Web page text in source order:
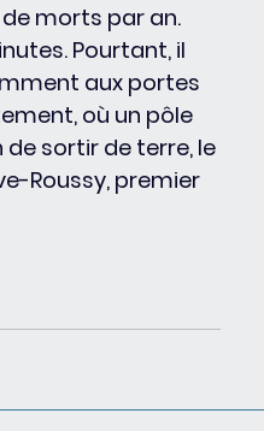
de morts par an.
Pourtant, il
aux portes
où un pôle
sortir de terre, le
Roussy, premier